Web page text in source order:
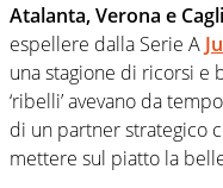
Atalanta, Verona e
espellere dalla Serie A
una stagione di ricorsi e
‘ribelli’ avevano da
di un partner strategico
mettere sul piatto la